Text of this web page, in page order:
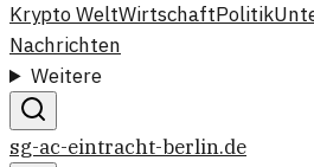
Krypto WeltWirtschaftPolitik
Nachrichten
Weitere
sg-ac-eintracht-berlin.de